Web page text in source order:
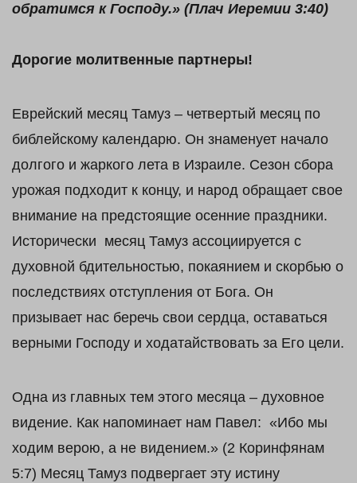
обратимся к Господу.» (Плач Иеремии 3:40)
Дорогие молитвенные партнеры!
Еврейский месяц Тамуз – четвертый месяц по
библейскому календарю. Он знаменует начало
долгого и жаркого лета в Израиле. Сезон сбора
урожая подходит к концу, и народ обращает свое
внимание на предстоящие осенние праздники.
Исторически месяц Тамуз ассоциируется с
духовной бдительностью, покаянием и скорбью о
последствиях отступления от Бога. Он
призывает нас беречь свои сердца, оставаться
верными Господу и ходатайствовать за Его цели.
Одна из главных тем этого месяца – духовное
видение. Как напоминает нам Павел: «Ибо мы
ходим верою, а не видением.» (2 Коринфянам
5:7) Месяц Тамуз подвергает эту истину